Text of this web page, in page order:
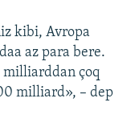
kibi, Avropa
az para bere.
milliarddan çoq
milliard», – dep